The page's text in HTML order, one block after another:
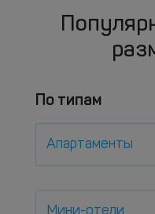
По типам
Апартаменты